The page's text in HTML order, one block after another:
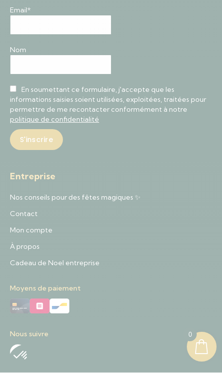
Email*
Nom
En soumettant ce formulaire, j'accepte que les
informations saisies soient utilisées, exploitées, traitées pour
permettre de me recontacter conformément à notre
politique de confidentialité
Entreprise
Nos conseils pour des fêtes magiques ✨
Contact
Mon compte
À propos
Cadeau de Noel entreprise
Moyens de paiement
Nous suivre 0